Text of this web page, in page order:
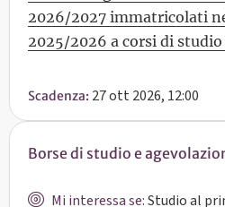
2026/2027 immatricolati
2025/2026 a corsi di studio
Scadenza: 27 ott 2026, 12:00
Borse di studio e
Mi interessa se:Studio al